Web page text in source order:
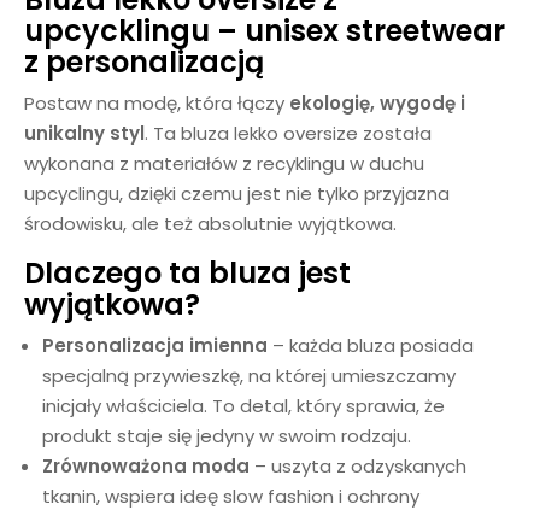
upcycklingu – unisex streetwear
z personalizacją
Postaw na modę, która łączy ekologię, wygodę i
unikalny styl. Ta bluza lekko oversize została
wykonana z materiałów z recyklingu w duchu
upcyclingu, dzięki czemu jest nie tylko przyjazna
środowisku, ale też absolutnie wyjątkowa.
Dlaczego ta bluza jest
wyjątkowa?
Personalizacja imienna – każda bluza posiada
specjalną przywieszkę, na której umieszczamy
inicjały właściciela. To detal, który sprawia, że
produkt staje się jedyny w swoim rodzaju.
Zrównoważona moda – uszyta z odzyskanych
tkanin, wspiera ideę slow fashion i ochrony